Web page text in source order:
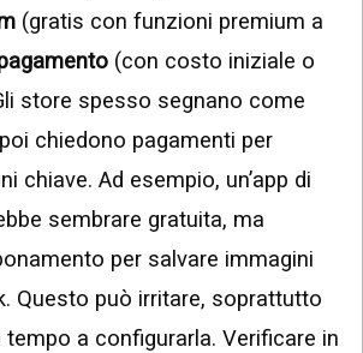
(gratis con funzioni premium a
(con costo iniziale o
store spesso segnano come
chiedono pagamenti per
chiave. Ad esempio, un’app di
sembrare gratuita, ma
per salvare immagini
Questo può irritare, soprattutto
a configurarla. Verificare in